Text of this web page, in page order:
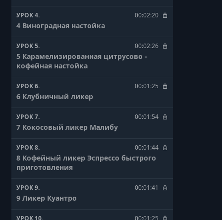
УРОК 4. 00:02:20
4 Виноградная настойка
УРОК 5. 00:02:26
5 Карамелизированная цитрусово -
кофейная настойка
УРОК 6. 00:01:25
6 Клубничный ликер
УРОК 7. 00:01:54
7 Кокосовый ликер Малибу
УРОК 8. 00:01:44
8 Кофейный ликер Эспрессо быстрого
приготовления
УРОК 9. 00:01:41
9 Ликер Куантро
УРОК 10. 00:01:25